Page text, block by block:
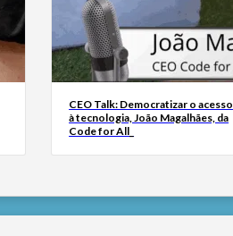
CEO Talk: Democratizar o acesso
à tecnologia, João Magalhães, da
Code for All_